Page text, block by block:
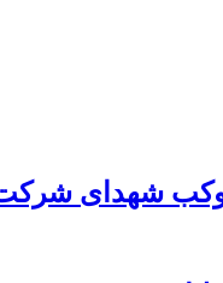
شهدای شرکت